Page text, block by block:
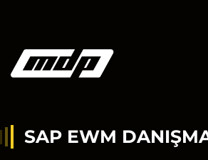
SAP EWM